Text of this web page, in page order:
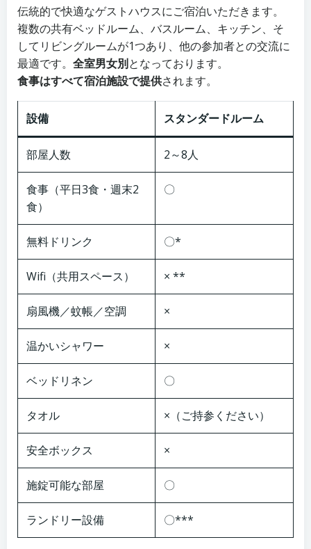
伝統的で快適なゲストハウスにご宿泊いただきます。
複数の共有ベッドルーム、バスルーム、キッチン、そ
してリビングルームが1つあり、他の参加者との交流に
最適です。 全室男女別となっております。
食事はすべて宿泊施設で提供されます。
設備 スタンダードルーム
部屋人数 2～8人
食事（平日3食・週末2
食）
〇
無料ドリンク 〇*
Wifi（共用スペース） × **
扇風機／蚊帳／空調 ×
温かいシャワー ×
ベッドリネン 〇
タオル ×（ご持参ください）
安全ボックス ×
施錠可能な部屋 〇
ランドリー設備 〇***